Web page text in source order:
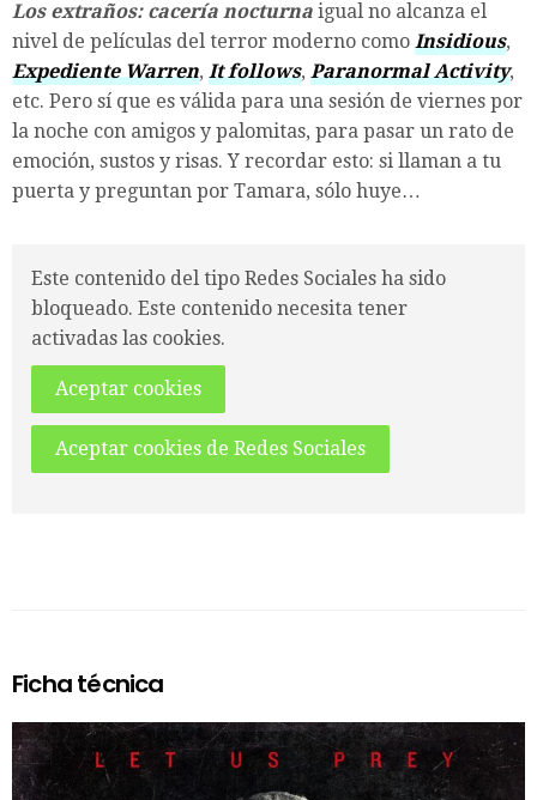
Los extraños: cacería nocturna igual no alcanza el
nivel de películas del terror moderno como Insidious,
Expediente Warren, It follows, Paranormal Activity,
etc. Pero sí que es válida para una sesión de viernes por
la noche con amigos y palomitas, para pasar un rato de
emoción, sustos y risas. Y recordar esto: si llaman a tu
puerta y preguntan por Tamara, sólo huye…
Este contenido del tipo Redes Sociales ha sido
bloqueado. Este contenido necesita tener
activadas las cookies.
Aceptar cookies
Aceptar cookies de Redes Sociales
Ficha técnica